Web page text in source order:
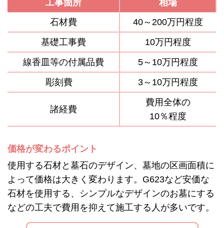
工事箇所
相場
石材費
40～200万円程度
基礎工事費
10万円程度
線香皿等の付属品費
5～10万円程度
彫刻費
3～10万円程度
諸経費
費用全体の
10％程度
価格が変わるポイント
使用する石材と墓石のデザイン、墓地の区画面積に
よって価格は大きく変わります。G623など安価な
石材を使用する、シンプルなデザインのお墓にする
などの工夫で費用を抑えて施工する人が多いです。